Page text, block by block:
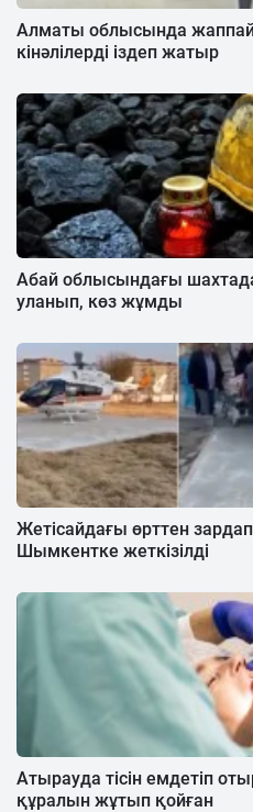
Алматы облысында
кінәлілерді іздеп жатыр
Абай облысындағы
уланып, көз жұмды
Жетісайдағы өрттен
Шымкентке жеткізілді
Атырауда тісін емдетіп
құралын жұтып қойған